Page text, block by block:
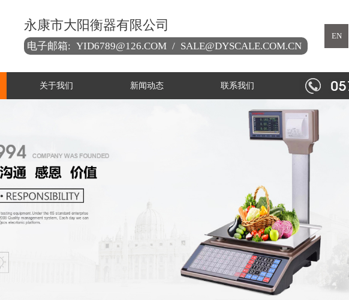
永康市大阳衡器有限公司
电子邮箱: YID6789@126.COM / SALE@DYSCALE.COM.CN
EN
关于我们 新闻动态 联系我们